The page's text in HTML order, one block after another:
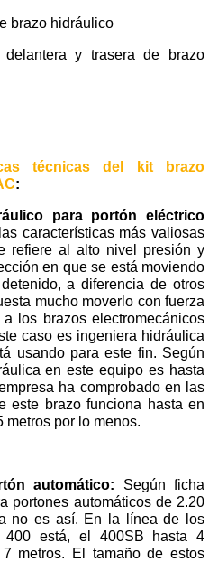
brazo hidráulico
y trasera de brazo
técnicas del kit brazo
:
para portón eléctrico
características más valiosas
refiere al alto nivel presión y
en que se está moviendo
a diferencia de otros
mucho moverlo con fuerza
los brazos electromecánicos
caso es ingeniera hidráulica
usando para este fin. Según
en este equipo es hasta
ha comprobado en las
este brazo funciona hasta en
metros por lo menos.
automático: Según ficha
portones automáticos de 2.20
no es así. En la línea de los
400 está, el 400SB hasta 4
metros. El tamaño de estos